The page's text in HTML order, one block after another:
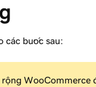
các bước sau:
WooCommerce